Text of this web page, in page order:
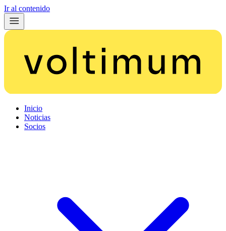
Ir al contenido
Inicio
Noticias
Socios